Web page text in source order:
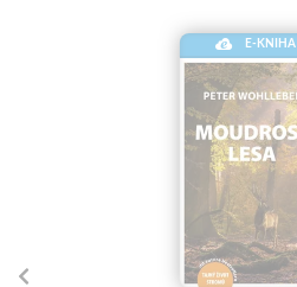
E-KNIHA